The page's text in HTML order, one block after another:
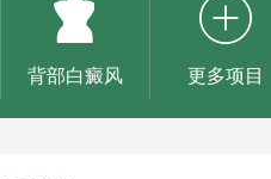
背部白癜风 更多项目